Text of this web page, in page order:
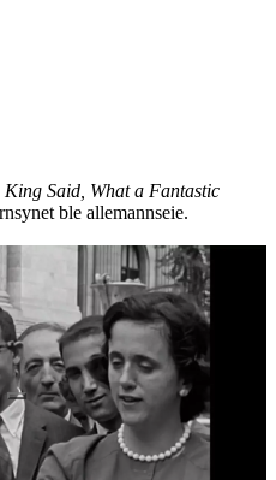
King Said, What a Fantastic
ble allemannseie.